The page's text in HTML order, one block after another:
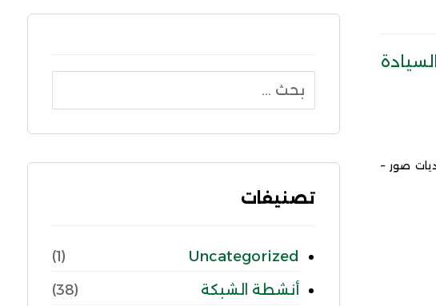
صور –
تصنيفات
Uncategorized
(1)
أنشطة الشبكة
(38)